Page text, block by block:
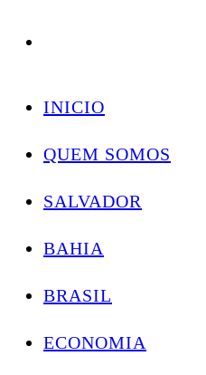
Skip
INICIO
QUEM SOMOS
SALVADOR
BAHIA
BRASIL
ECONOMIA